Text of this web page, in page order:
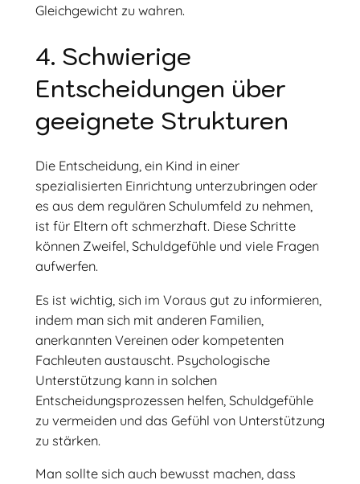
Gleichgewicht zu wahren.
4. Schwierige
Entscheidungen über
geeignete Strukturen
Die Entscheidung, ein Kind in einer
spezialisierten Einrichtung unterzubringen oder
es aus dem regulären Schulumfeld zu nehmen,
ist für Eltern oft schmerzhaft. Diese Schritte
können Zweifel, Schuldgefühle und viele Fragen
aufwerfen.
Es ist wichtig, sich im Voraus gut zu informieren,
indem man sich mit anderen Familien,
anerkannten Vereinen oder kompetenten
Fachleuten austauscht. Psychologische
Unterstützung kann in solchen
Entscheidungsprozessen helfen, Schuldgefühle
zu vermeiden und das Gefühl von Unterstützung
zu stärken.
Man sollte sich auch bewusst machen, dass